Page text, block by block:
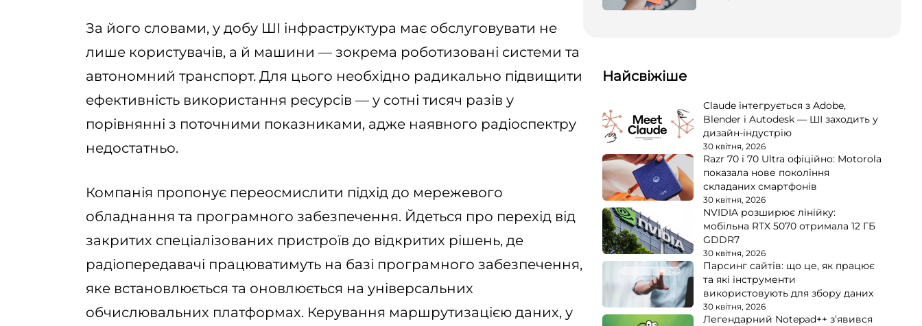
За його словами, у добу ШІ інфраструктура має обслуговувати не
лише користувачів, а й машини — зокрема роботизовані системи та
автономний транспорт. Для цього необхідно радикально підвищити
ефективність використання ресурсів — у сотні тисяч разів у
порівнянні з поточними показниками, адже наявного радіоспектру
недостатньо.
Компанія пропонує переосмислити підхід до мережевого
обладнання та програмного забезпечення. Йдеться про перехід від
закритих спеціалізованих пристроїв до відкритих рішень, де
радіопередавачі працюватимуть на базі програмного забезпечення,
яке встановлюється та оновлюється на універсальних
обчислювальних платформах. Керування маршрутизацією даних, у
Найсвіжіше
Claude інтегрується з Adobe,
Blender і Autodesk — ШІ заходить у
дизайн-індустрію
30 квітня, 2026
Razr 70 і 70 Ultra офіційно: Motorola
показала нове покоління
складаних смартфонів
30 квітня, 2026
NVIDIA розширює лінійку:
мобільна RTX 5070 отримала 12 ГБ
GDDR7
30 квітня, 2026
Парсинг сайтів: що це, як працює
та які інструменти
використовують для збору даних
30 квітня, 2026
Легендарний Notepad++ з’явився